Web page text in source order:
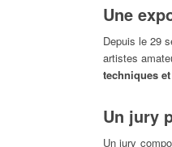
Une
Depuis le 29
artistes
techniques
Un jury
Un jury